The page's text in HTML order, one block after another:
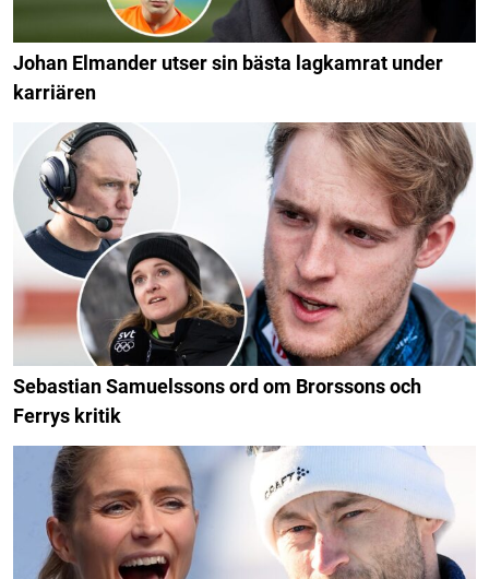
Johan Elmander utser sin bästa lagkamrat under
karriären
Sebastian Samuelssons ord om Brorssons och
Ferrys kritik